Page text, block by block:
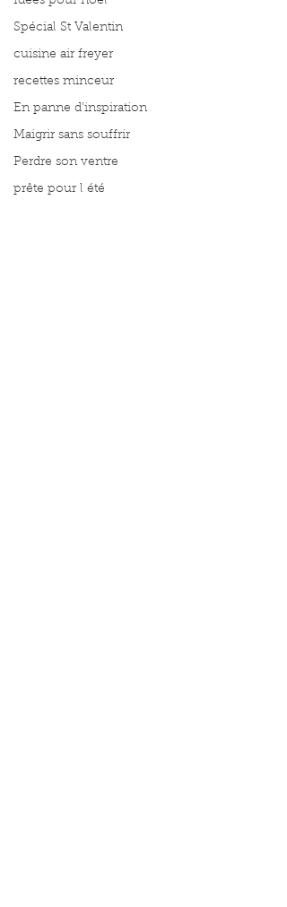
Spécial St Valentin
cuisine air freyer
recettes minceur
En panne d'inspiration
Maigrir sans souffrir
Perdre son ventre
prête pour l été